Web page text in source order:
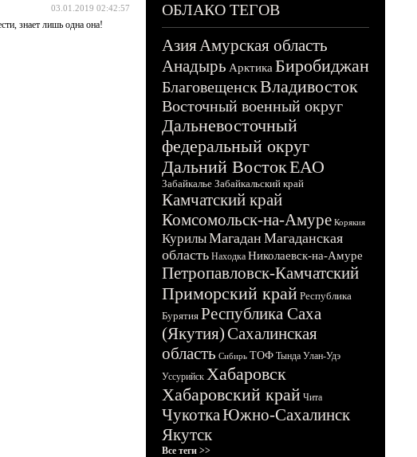
03.01.2019 02:42:57
знает лишь одна она!
ОБЛАКО ТЕГОВ
АзияАмурская область
Анадырь Арктика Биробиджан
БлаговещенскВладивосток
Восточный военный округ
Дальневосточный
федеральный округ
Дальний ВостокЕАО
Забайкалье Забайкальский край
Камчатский край
Комсомольск-на-Амуре Корякия
КурилыМагадан Магаданская
область Находка Николаевск-на-Амуре
Петропавловск-Камчатский
Приморский край Республика
Бурятия Республика Саха
(Якутия)Сахалинская
область Сибирь ТОФ Тында Улан-Удэ
Уссурийск Хабаровск
Хабаровский край Чита
ЧукоткаЮжно-Сахалинск
Якутск
Все теги >>